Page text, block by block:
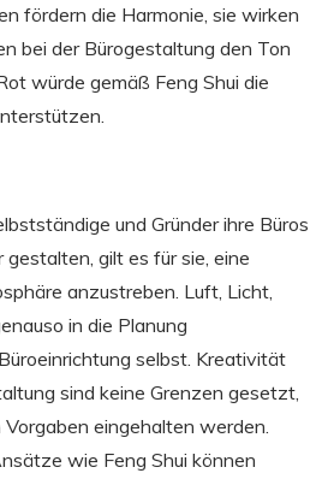
fördern die Harmonie, sie wirken
bei der Bürogestaltung den Ton
würde gemäß Feng Shui die
und Gründer ihre Büros
gilt es für sie, eine
anzustreben. Luft, Licht,
in die Planung
selbst. Kreativität
sind keine Grenzen gesetzt,
eingehalten werden.
wie Feng Shui können